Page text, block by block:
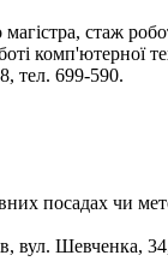
стаж
комп'ютерної
тел. 699-590.
посадах чи
вул. Шевченка,